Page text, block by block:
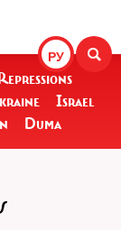
РУ
Israel
Duma